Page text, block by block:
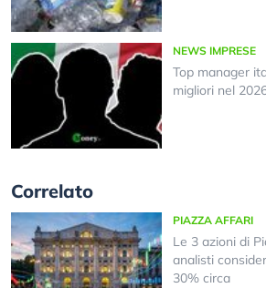
NEWS IMPRESE
Top manager
migliori nel
Correlato
PIAZZA AFFARI
Le 3 azioni di
analisti
30% circa